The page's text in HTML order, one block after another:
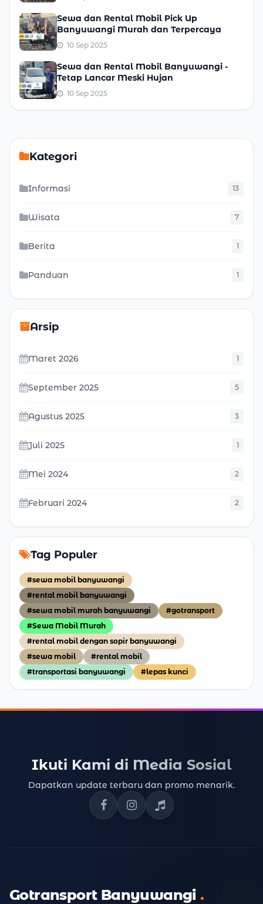
Sewa dan Rental Mobil Pick Up
Banyuwangi Murah dan Terpercaya
10 Sep 2025
Sewa dan Rental Mobil Banyuwangi -
Tetap Lancar Meski Hujan
10 Sep 2025
Kategori
Informasi 13
Wisata 7
Berita 1
Panduan 1
Arsip
Maret 2026 1
September 2025 5
Agustus 2025 3
Juli 2025 1
Mei 2024 2
Februari 2024 2
Tag Populer
#sewa mobil banyuwangi
#rental mobil banyuwangi
#sewa mobil murah banyuwangi
#gotransport
#Sewa Mobil Murah
#rental mobil dengan sopir banyuwangi
#sewa mobil
#rental mobil
#transportasi banyuwangi
#lepas kunci
Ikuti Kami di Media Sosial
Dapatkan update terbaru dan promo menarik.
Facebook Gotransport
Instagram Gotransport
TikTok Gotransport
Gotransport Banyuwangi.